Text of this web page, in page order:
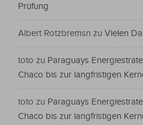
Prüfung
Albert Rotzbremsn zu Vielen
toto zu Paraguays
Chaco bis zur langfristigen
toto zu Paraguays
Chaco bis zur langfristigen